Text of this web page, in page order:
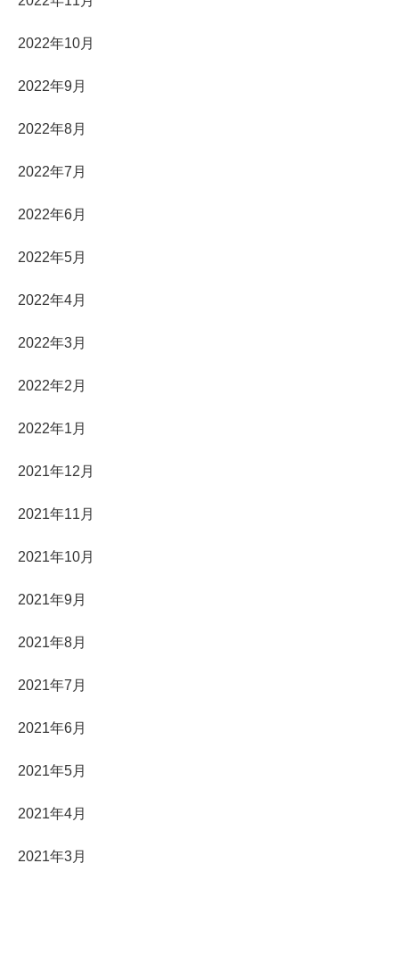
2022年10月
2022年9月
2022年8月
2022年7月
2022年6月
2022年5月
2022年4月
2022年3月
2022年2月
2022年1月
2021年12月
2021年11月
2021年10月
2021年9月
2021年8月
2021年7月
2021年6月
2021年5月
2021年4月
2021年3月